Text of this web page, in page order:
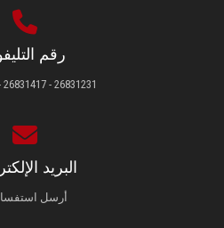
رقم
26831231 - 26831417 - 26831474
البريد
أرسل